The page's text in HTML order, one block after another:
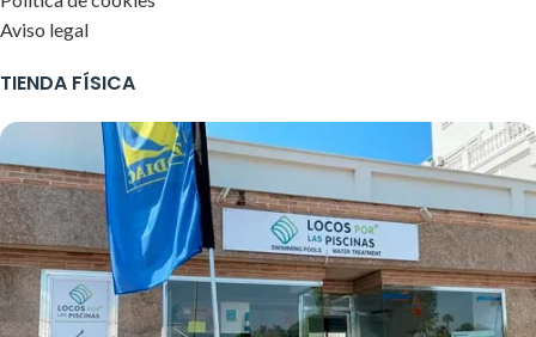
Aviso legal
TIENDA FÍSICA